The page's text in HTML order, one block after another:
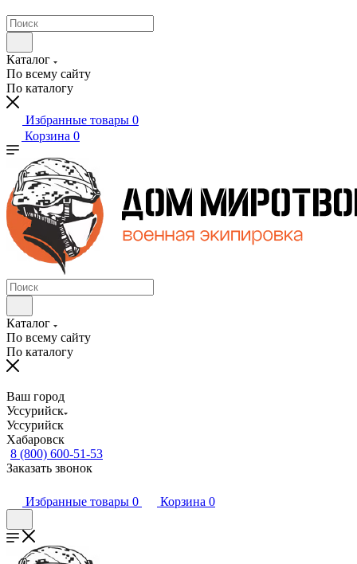
Каталог
По всему сайту
По каталогу
Избранные товары 0
Корзина 0
Каталог
По всему сайту
По каталогу
Ваш город
Уссурийск
Уссурийск
Хабаровск
8 (800) 600-51-53
Заказать звонок
Избранные товары 0 Корзина 0